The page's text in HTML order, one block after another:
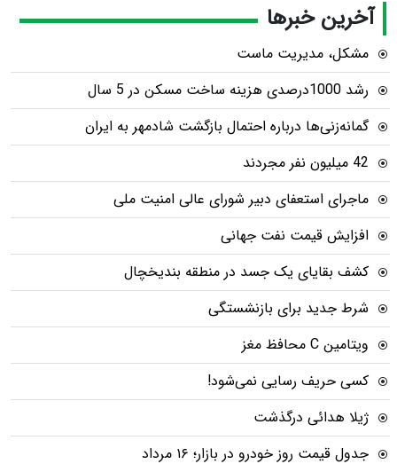
آخرین خبرها
مشکل، مدیریت ماست
رشد 1000درصدی هزینه ساخت مسکن در 5 سال
گمانه‌زنی‌ها درباره احتمال بازگشت شادمهر به ایران
42 میلیون نفر مجردند
ماجرای استعفای دبیر شورای عالی امنیت ملی
افزایش قیمت نفت جهانی
کشف بقایای یک جسد در منطقه بندیخچال
شرط جدید برای بازنشستگی
ویتامین C محافظ مغز
کسی حریف رسایی نمی‌شود!
ژیلا هدائی درگذشت
جدول قیمت روز خودرو در بازار؛ ۱۶ مرداد